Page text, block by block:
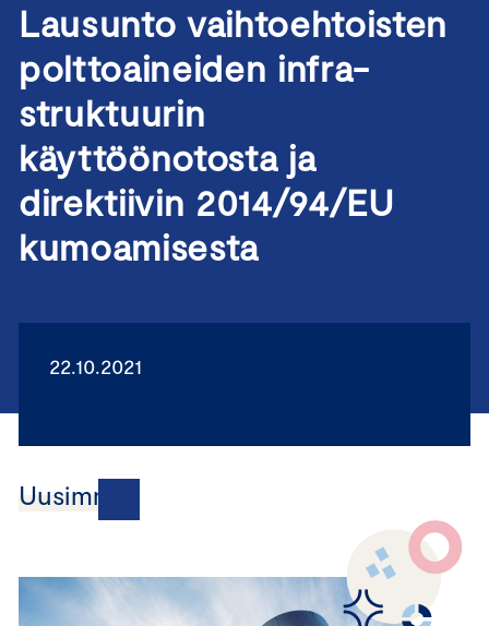
Lausunto vaihtoehtoisten
polttoaineiden infra-
struktuurin
käyttöönotosta ja
direktiivin 2014/94/EU
kumoamisesta
22.10.2021
Uusimmat